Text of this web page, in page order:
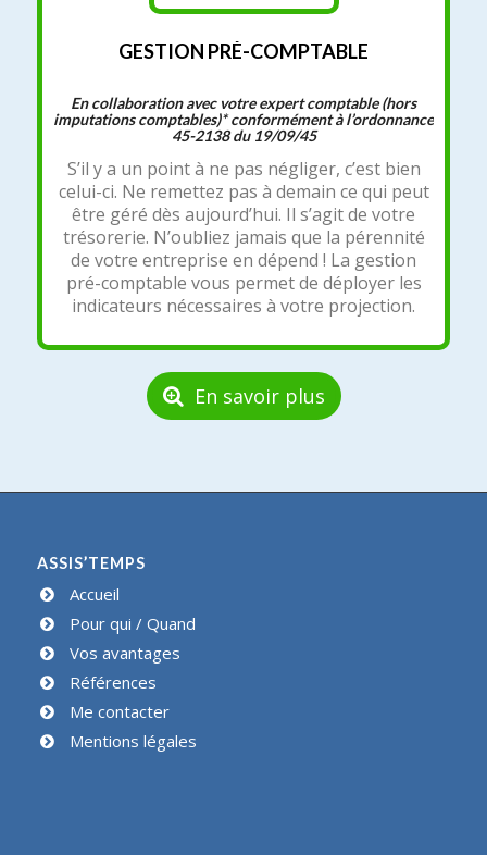
GESTION PRÉ-COMPTABLE
En collaboration avec votre expert comptable (hors
imputations comptables)* conformément à l’ordonnance
45-2138 du 19/09/45
S’il y a un point à ne pas négliger, c’est bien
celui-ci. Ne remettez pas à demain ce qui peut
être géré dès aujourd’hui. Il s’agit de votre
trésorerie. N’oubliez jamais que la pérennité
de votre entreprise en dépend ! La gestion
pré-comptable vous permet de déployer les
indicateurs nécessaires à votre projection.
En savoir plus
ASSIS’TEMPS
Accueil
Pour qui / Quand
Vos avantages
Références
Me contacter
Mentions légales